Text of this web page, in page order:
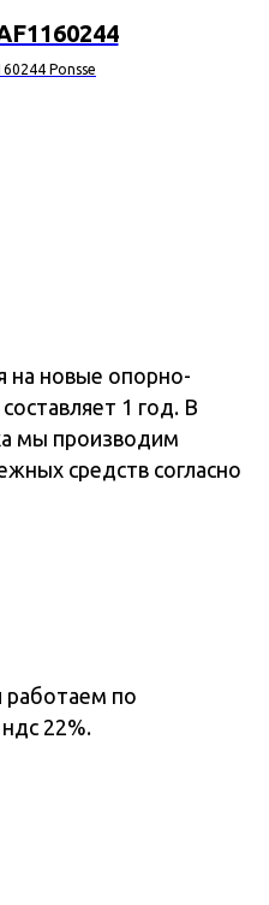
Ponsse
на новые опорно-
1 год. В
мы производим
средств согласно
работаем по
22%.